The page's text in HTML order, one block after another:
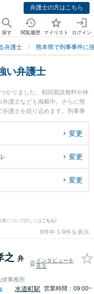
弁護士の方はこちら
探す 閲覧履歴 マイリスト ログイン
弁護士 熊本県で刑事事件に
い弁護士
かりました。初回面談無料や休
護士なども掲載中。さらに熊
護士を絞り込めます。刑事事
り等の細かな分野での絞り込
の川島 孝之弁護士や春田法律
カルテルのトラブルを今すぐ
ブル解決の実績豊富な近くの
ルテルを法律相談できる熊本
変更
変更
変更
果について詳しくは こちら)
9件中 1-9件を表示
之 弁
インタビューを
見る
律事務所
水道町駅 営業時間：09:00~